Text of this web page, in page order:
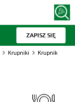
ZAPISZ SIĘ
Krupniki Krupnik